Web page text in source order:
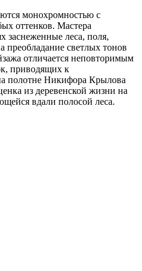
монохромностью с
оттенков. Мастера
заснеженные леса, поля,
преобладание светлых тонов
отличается неповторимым
приводящих к
полотне Никифора Крылова
из деревенской жизни на
вдали полосой леса.